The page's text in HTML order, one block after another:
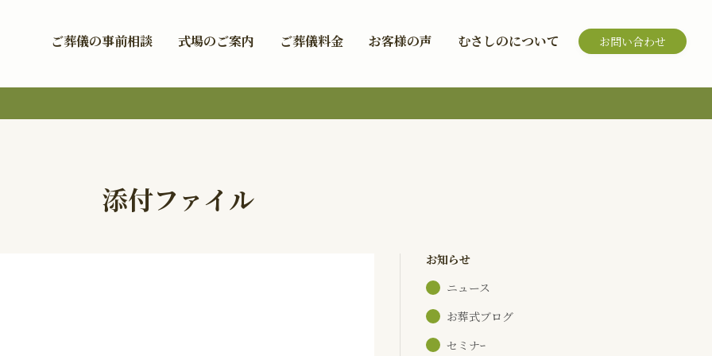
ご葬儀の事前相談 式場のご案内 ご葬儀料金 お客様の声 むさしのについて お問い合わせ
添付ファイル
お知らせ
ニュース
お葬式ブログ
セミナｰ